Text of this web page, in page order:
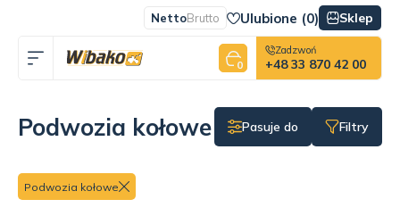
NettoBrutto Ulubione (0) Sklep
0
Zadzwoń
+48 33 870 42 00
Podwozia kołowe Pasuje do Filtry
Podwozia kołowe